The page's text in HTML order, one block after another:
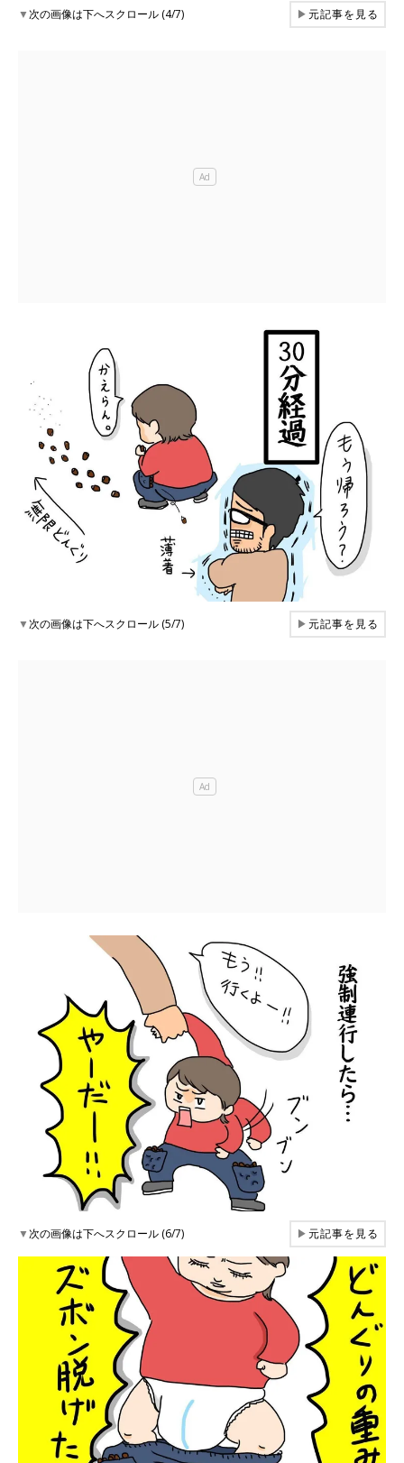
▼次の画像は下へスクロール (4/7) ▶元記事を見る
▼次の画像は下へスクロール (5/7) ▶元記事を見る
▼次の画像は下へスクロール (6/7) ▶元記事を見る